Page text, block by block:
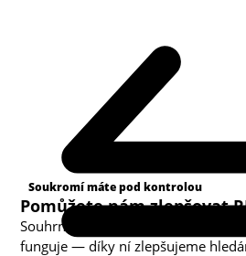
Soukromí máte pod kontrolou
Pomůžete nám zlepšovat
Souhrnná analytika nám ukazuje, co
funguje — díky ní zlepšujeme
Kategorie cookies